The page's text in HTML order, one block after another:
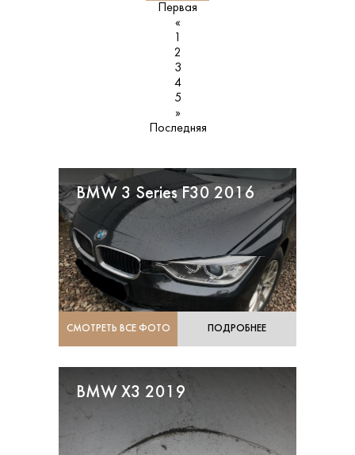
Первая
«
1
2
3
4
5
»
Последняя
BMW 3 Series F30 2016
СМОТРЕТЬ ВСЕ ФОТО ПОДРОБНЕЕ
BMW X3 2019